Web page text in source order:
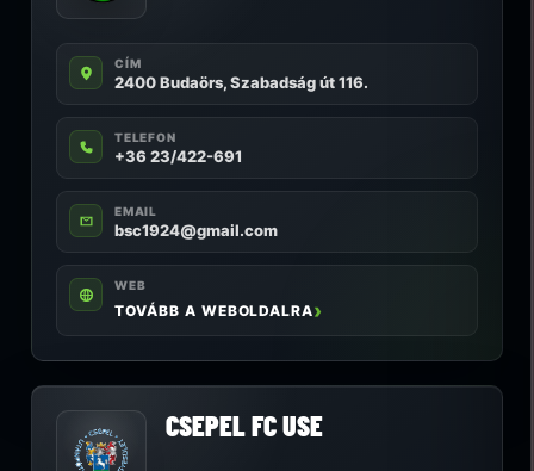
CÍM
2400 Budaörs, Szabadság út 116.
TELEFON
+36 23/422-691
EMAIL
bsc1924@gmail.com
WEB
TOVÁBB A WEBOLDALRA
CSEPEL FC USE